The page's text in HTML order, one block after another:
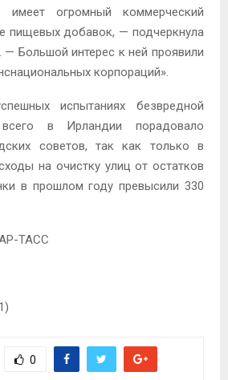
имеет огромный коммерческий
пищевых добавок, — подчеркнула
Большой интерес к ней проявили
корпораций».
испытаниях безвредной
в Ирландии порадовало
советов, так как только в
на очистку улиц от остатков
в прошлом году превысили 330
ТАСС
0